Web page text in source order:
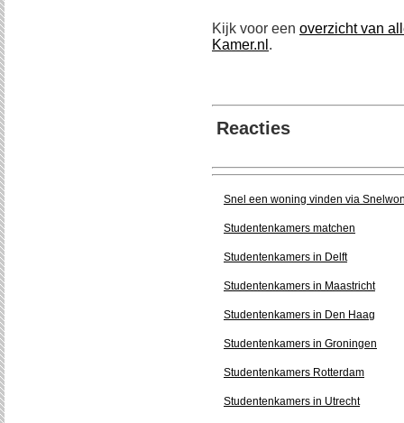
Kijk voor een overzicht van
Kamer.nl .
Reacties
Snel een woning vinden via
Studentenkamers matchen
Studentenkamers in Delft
Studentenkamers in Maastricht
Studentenkamers in Den Haag
Studentenkamers in Groningen
Studentenkamers Rotterdam
Studentenkamers in Utrecht